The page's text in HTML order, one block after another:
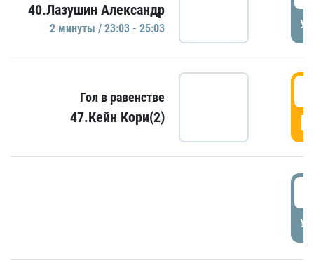
40.Лазушин Александр
2 минуты / 23:03 - 25:03
Гол в равенстве
47.Кейн Кори(2)